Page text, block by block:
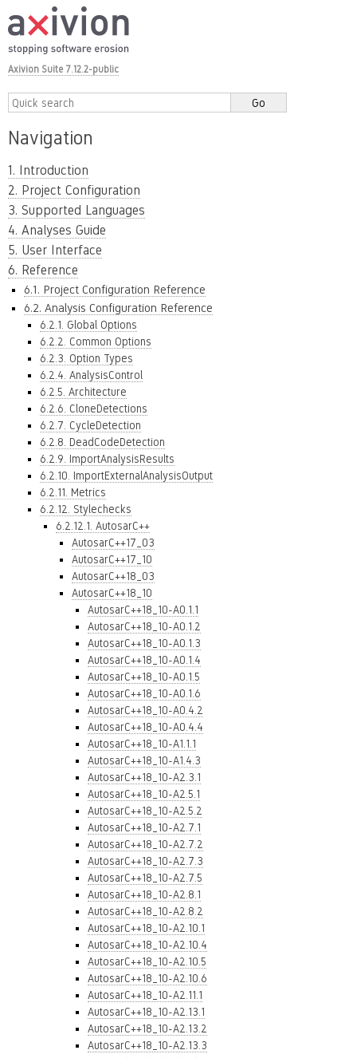
Axivion Suite 7.12.2-public
Navigation
1. Introduction
2. Project Configuration
3. Supported Languages
4. Analyses Guide
5. User Interface
6. Reference
6.1. Project Configuration Reference
6.2. Analysis Configuration Reference
6.2.1. Global Options
6.2.2. Common Options
6.2.3. Option Types
6.2.4. AnalysisControl
6.2.5. Architecture
6.2.6. CloneDetections
6.2.7. CycleDetection
6.2.8. DeadCodeDetection
6.2.9. ImportAnalysisResults
6.2.10. ImportExternalAnalysisOutput
6.2.11. Metrics
6.2.12. Stylechecks
6.2.12.1. AutosarC++
AutosarC++17_03
AutosarC++17_10
AutosarC++18_03
AutosarC++18_10
AutosarC++18_10-A0.1.1
AutosarC++18_10-A0.1.2
AutosarC++18_10-A0.1.3
AutosarC++18_10-A0.1.4
AutosarC++18_10-A0.1.5
AutosarC++18_10-A0.1.6
AutosarC++18_10-A0.4.2
AutosarC++18_10-A0.4.4
AutosarC++18_10-A1.1.1
AutosarC++18_10-A1.4.3
AutosarC++18_10-A2.3.1
AutosarC++18_10-A2.5.1
AutosarC++18_10-A2.5.2
AutosarC++18_10-A2.7.1
AutosarC++18_10-A2.7.2
AutosarC++18_10-A2.7.3
AutosarC++18_10-A2.7.5
AutosarC++18_10-A2.8.1
AutosarC++18_10-A2.8.2
AutosarC++18_10-A2.10.1
AutosarC++18_10-A2.10.4
AutosarC++18_10-A2.10.5
AutosarC++18_10-A2.10.6
AutosarC++18_10-A2.11.1
AutosarC++18_10-A2.13.1
AutosarC++18_10-A2.13.2
AutosarC++18_10-A2.13.3